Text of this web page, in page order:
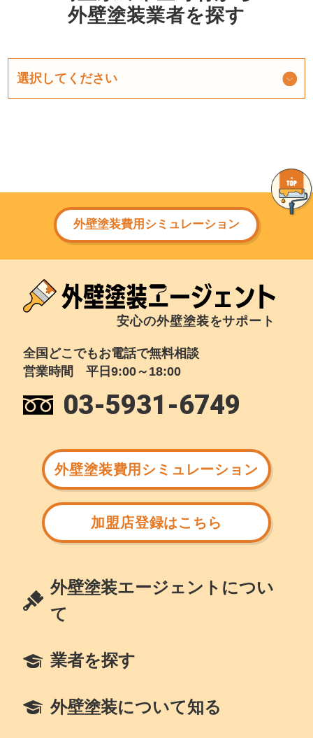
外壁塗装業者を探す
外壁塗装費用シミュレーション
安心の外壁塗装をサポート
全国どこでもお電話で無料相談
営業時間 平日9:00～18:00
03-5931-6749
外壁塗装費用シミュレーション
加盟店登録はこちら
外壁塗装エージェントについ
て
業者を探す
外壁塗装について知る